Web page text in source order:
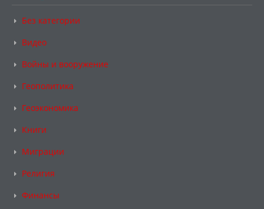
Без категории
Видео
Войны и вооружение
Геополитика
Геоэкономика
Книги
Миграции
Религия
Финансы